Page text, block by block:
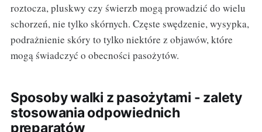
roztocza, pluskwy czy świerzb mogą prowadzić do wielu
schorzeń, nie tylko skórnych. Częste swędzenie, wysypka,
podrażnienie skóry to tylko niektóre z objawów, które
mogą świadczyć o obecności pasożytów.
Sposoby walki z pasożytami - zalety
stosowania odpowiednich
preparatów